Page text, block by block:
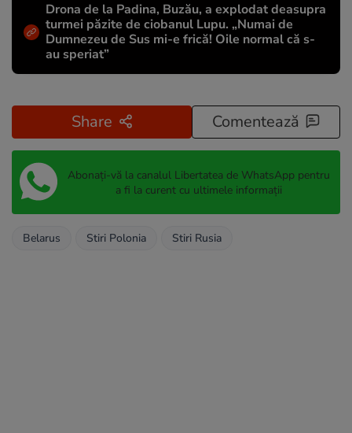
Drona de la Padina, Buzău, a explodat deasupra
turmei păzite de ciobanul Lupu. „Numai de
Dumnezeu de Sus mi-e frică! Oile normal că s-
au speriat”
Share Comentează
Abonați-vă la canalul Libertatea de WhatsApp pentru
a fi la curent cu ultimele informații
Belarus Stiri Polonia Stiri Rusia